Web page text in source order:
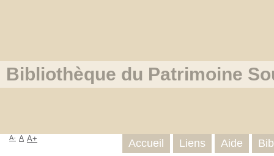
Bibliothèque du Patrimoine
Accueil Liens Aide
A- A A+